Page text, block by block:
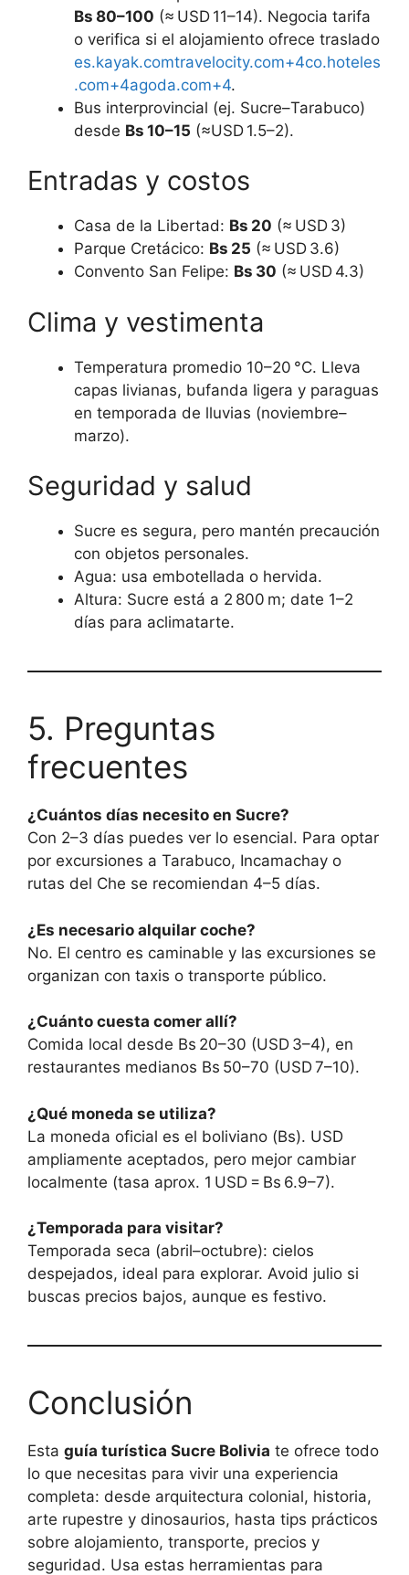
Bs 80–100 (≈ USD 11–14). Negocia tarifa
o verifica si el alojamiento ofrece traslado
es.kayak.comtravelocity.com+4co.hoteles
.com+4agoda.com+4.
Bus interprovincial (ej. Sucre–Tarabuco)
desde Bs 10–15 (≈USD 1.5–2).
Entradas y costos
Casa de la Libertad: Bs 20 (≈ USD 3)
Parque Cretácico: Bs 25 (≈ USD 3.6)
Convento San Felipe: Bs 30 (≈ USD 4.3)
Clima y vestimenta
Temperatura promedio 10–20 °C. Lleva
capas livianas, bufanda ligera y paraguas
en temporada de lluvias (noviembre–
marzo).
Seguridad y salud
Sucre es segura, pero mantén precaución
con objetos personales.
Agua: usa embotellada o hervida.
Altura: Sucre está a 2 800 m; date 1–2
días para aclimatarte.
5. Preguntas
frecuentes
¿Cuántos días necesito en Sucre?
Con 2–3 días puedes ver lo esencial. Para optar
por excursiones a Tarabuco, Incamachay o
rutas del Che se recomiendan 4–5 días.
¿Es necesario alquilar coche?
No. El centro es caminable y las excursiones se
organizan con taxis o transporte público.
¿Cuánto cuesta comer allí?
Comida local desde Bs 20–30 (USD 3–4), en
restaurantes medianos Bs 50–70 (USD 7–10).
¿Qué moneda se utiliza?
La moneda oficial es el boliviano (Bs). USD
ampliamente aceptados, pero mejor cambiar
localmente (tasa aprox. 1 USD = Bs 6.9–7).
¿Temporada para visitar?
Temporada seca (abril–octubre): cielos
despejados, ideal para explorar. Avoid julio si
buscas precios bajos, aunque es festivo.
Conclusión
Esta guía turística Sucre Bolivia te ofrece todo
lo que necesitas para vivir una experiencia
completa: desde arquitectura colonial, historia,
arte rupestre y dinosaurios, hasta tips prácticos
sobre alojamiento, transporte, precios y
seguridad. Usa estas herramientas para